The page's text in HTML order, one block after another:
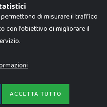
-ACQUISTA
Srl. Ogni riproduzione o utilizzo non
differire da quanto esposto in
10.000 i.v.
di misurare il traffico
con l'obiettivo di migliorare il
ACCETTA TUTTO